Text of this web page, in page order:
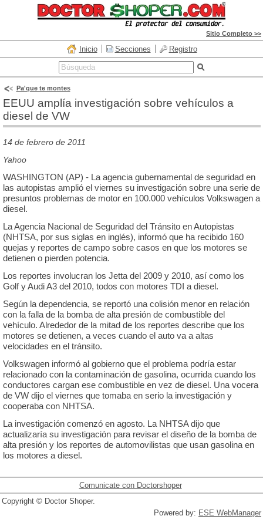
Sitio Completo >>
Inicio Secciones Registro
Pa'que te montes
EEUU amplía investigación sobre vehículos a
diesel de VW
14 de febrero de 2011
Yahoo
WASHINGTON (AP) - La agencia gubernamental de seguridad en
las autopistas amplió el viernes su investigación sobre una serie de
presuntos problemas de motor en 100.000 vehículos Volkswagen a
diesel.
La Agencia Nacional de Seguridad del Tránsito en Autopistas
(NHTSA, por sus siglas en inglés), informó que ha recibido 160
quejas y reportes de campo sobre casos en que los motores se
detienen o pierden potencia.
Los reportes involucran los Jetta del 2009 y 2010, así como los
Golf y Audi A3 del 2010, todos con motores TDI a diesel.
Según la dependencia, se reportó una colisión menor en relación
con la falla de la bomba de alta presión de combustible del
vehículo. Alrededor de la mitad de los reportes describe que los
motores se detienen, a veces cuando el auto va a altas
velocidades en el tránsito.
Volkswagen informó al gobierno que el problema podría estar
relacionado con la contaminación de gasolina, ocurrida cuando los
conductores cargan ese combustible en vez de diesel. Una vocera
de VW dijo el viernes que tomaba en serio la investigación y
cooperaba con NHTSA.
La investigación comenzó en agosto. La NHTSA dijo que
actualizaría su investigación para revisar el diseño de la bomba de
alta presión y los reportes de automovilistas que usan gasolina en
los motores a diesel.
Comunicate con Doctorshoper
Copyright © Doctor Shoper.
Powered by: ESE WebManager